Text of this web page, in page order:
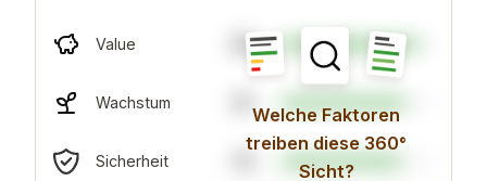
Value 90
Wachstum 81
Sicherheit
Welche Faktoren
treiben diese 360°
Sicht?